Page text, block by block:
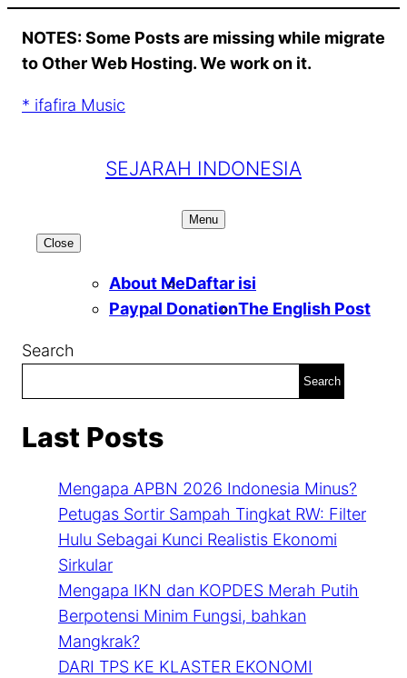
content
NOTES: Some Posts are missing while migrate
to Other Web Hosting. We work on it.
* ifafira Music
SEJARAH INDONESIA
Menu
Close
About MeDaftar isi
Paypal DonationThe English Post
Search
Search
Last Posts
Mengapa APBN 2026 Indonesia Minus?
Petugas Sortir Sampah Tingkat RW: Filter
Hulu Sebagai Kunci Realistis Ekonomi
Sirkular
Mengapa IKN dan KOPDES Merah Putih
Berpotensi Minim Fungsi, bahkan
Mangkrak?
DARI TPS KE KLASTER EKONOMI